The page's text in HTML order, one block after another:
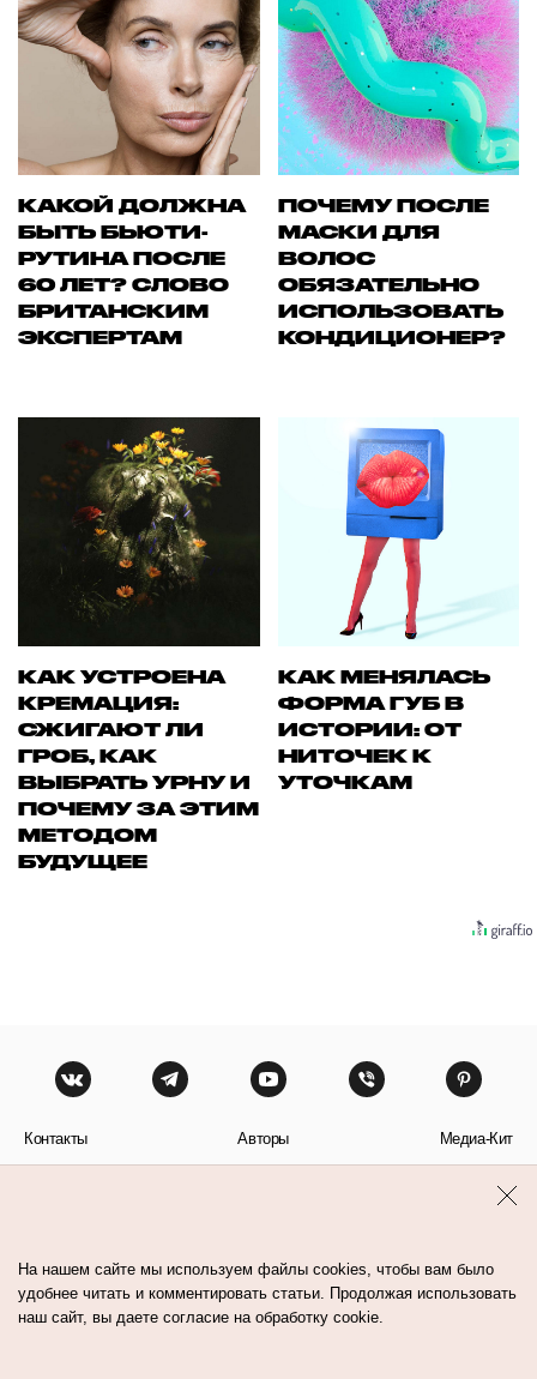
КАКОЙ ДОЛЖНА
БЫТЬ БЬЮТИ-
РУТИНА ПОСЛЕ
60 ЛЕТ? СЛОВО
БРИТАНСКИМ
ЭКСПЕРТАМ
ПОЧЕМУ ПОСЛЕ
МАСКИ ДЛЯ
ВОЛОС
ОБЯЗАТЕЛЬНО
ИСПОЛЬЗОВАТЬ
КОНДИЦИОНЕР?
КАК УСТРОЕНА
КРЕМАЦИЯ:
СЖИГАЮТ ЛИ
ГРОБ, КАК
ВЫБРАТЬ УРНУ И
ПОЧЕМУ ЗА ЭТИМ
МЕТОДОМ
БУДУЩЕЕ
КАК МЕНЯЛАСЬ
ФОРМА ГУБ В
ИСТОРИИ: ОТ
НИТОЧЕК К
УТОЧКАМ
Контакты Авторы Медиа-Кит
На нашем сайте мы используем файлы cookies, чтобы вам было
удобнее читать и комментировать статьи. Продолжая использовать
наш сайт, вы даете согласие на обработку cookie.